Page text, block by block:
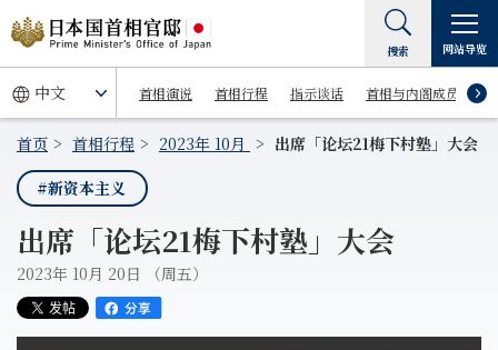
首相演说 首相行程 指示谈话 首相与内阁成员
搜索 网站导览
首页 首相行程 2023年 10月
出席「论坛21梅下村塾」大会
#新资本主义
出席「论坛21梅下村塾」大会
2023年 10月 20日 （周五）